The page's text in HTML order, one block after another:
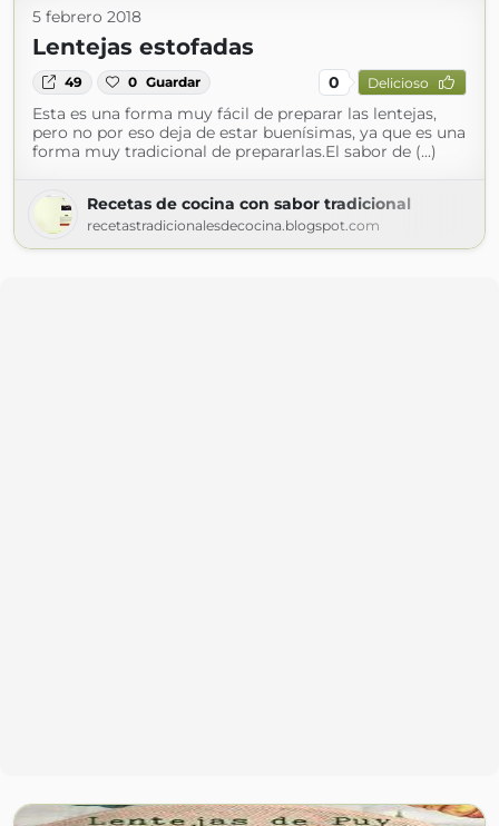
5 febrero 2018
Lentejas estofadas
49 0 Guardar 0 Delicioso
Esta es una forma muy fácil de preparar las lentejas,
pero no por eso deja de estar buenísimas, ya que es una
forma muy tradicional de prepararlas.El sabor de (...)
Recetas de cocina con sabor tradicional
recetastradicionalesdecocina.blogspot.com